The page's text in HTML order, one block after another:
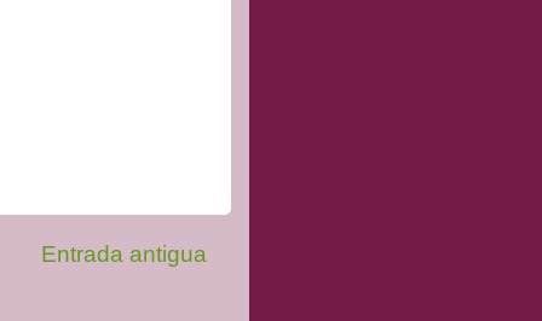
Entrada antigua